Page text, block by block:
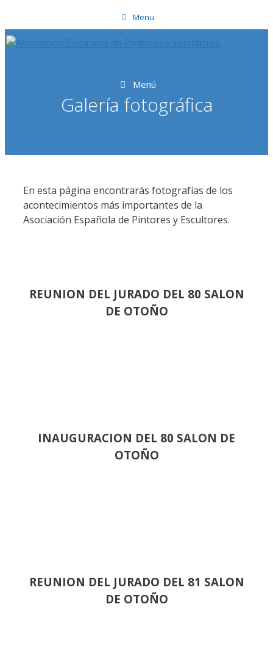
al
contenido
Menu
Menú
Galería fotográfica
En esta página encontrarás fotografías de los
acontecimientos más importantes de la
Asociación Española de Pintores y Escultores.
REUNION DEL JURADO DEL 80 SALON
DE OTOÑO
INAUGURACION DEL 80 SALON DE
OTOÑO
REUNION DEL JURADO DEL 81 SALON
DE OTOÑO